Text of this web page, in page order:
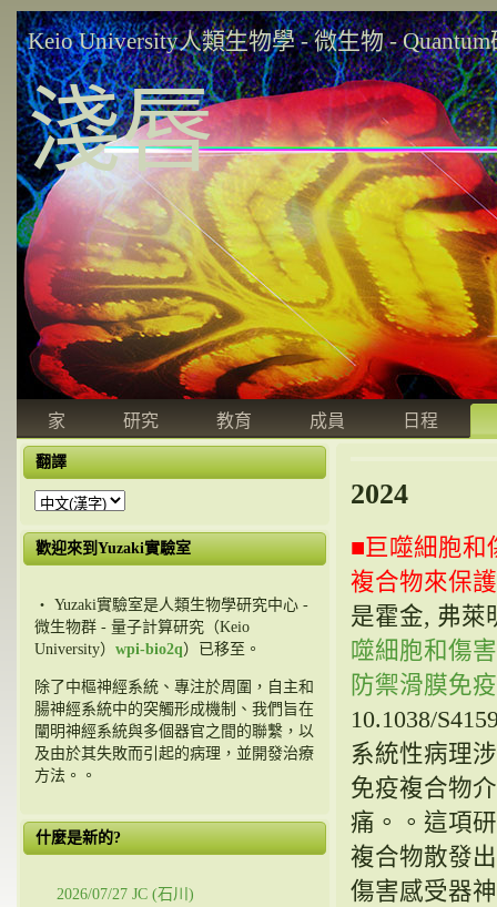
Keio University人類生物學 - 微生物 -
淺唇
家 研究 教育 成員 日程
翻譯
歡迎來到Yuzaki實驗室
・ Yuzaki實驗室是人類生物學研究中心 -
微生物群 - 量子計算研究（Keio
University） wpi-bio2q）已移至。
除了中樞神經系統、專注於周圍，自主和
腸神經系統中的突觸形成機制、我們旨在
闡明神經系統與多個器官之間的聯繫，以
及由於其失敗而引起的病理，並開發治療
方法。。
什麼是新的?
2026/07/27 JC (石川)
2024
■巨噬細胞和
複合物來保
是霍金, 弗萊
噬細胞和傷
防禦滑膜免
10.1038/
系統性病理
免疫複合物
痛。。這項
複合物散發
傷害感受器